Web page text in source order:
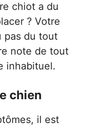
chiot a du
? Votre
pas du tout
note de tout
inhabituel.
chien
il est